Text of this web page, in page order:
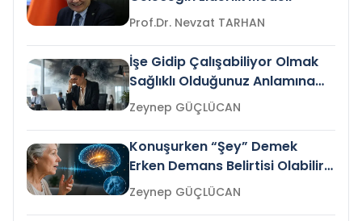
Prof.Dr. Nevzat TARHAN
İşe Gidip Çalışabiliyor Olmak
Sağlıklı Olduğunuz Anlamına
Gelir mi?Zeynep GÜÇLÜCAN
Konuşurken “Şey” Demek
Erken Demans Belirtisi Olabilir
mi?
Zeynep GÜÇLÜCAN